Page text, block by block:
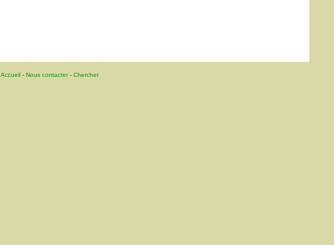
Accueil-Nous contacter- Chercher